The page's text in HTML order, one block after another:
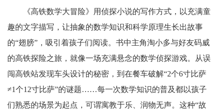
《高铁数学大冒险》用侦探小说的写作方式，以充满童
趣的文字描写，让抽象的数学知识和科学原理生长出故事
的“翅膀”，吸引着孩子们阅读。书中主角淘小多与好友码威
的高铁探险之旅，就像一场充满悬念的数学侦探游戏。从误
闯高铁站发现车头设计的秘密，到在餐车破解“2个6寸比萨
≠1个12寸比萨”的谜题……每一次数学知识的普及都以孩子
们熟悉的场景为起点，可谓寓教于乐、润物无声。这种“故